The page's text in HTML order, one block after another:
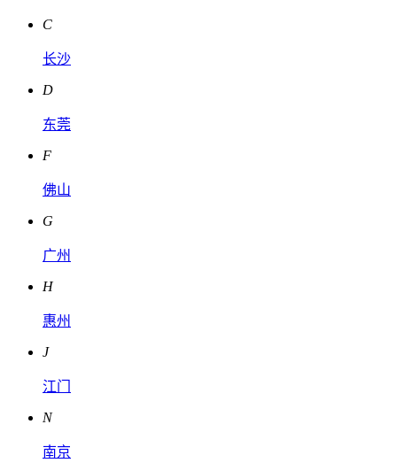
C
长沙
D
东莞
F
佛山
G
广州
H
惠州
J
江门
N
南京